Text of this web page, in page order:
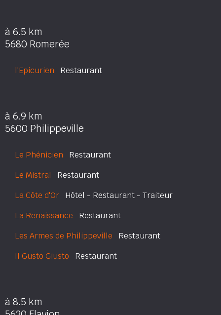
à 6.5 km
5680 Romerée
l'Epicurien Restaurant
à 6.9 km
5600 Philippeville
Le Phénicien Restaurant
Le Mistral Restaurant
La Côte d'Or Hôtel - Restaurant - Traiteur
La Renaissance Restaurant
Les Armes de Philippeville Restaurant
Il Gusto Giusto Restaurant
à 8.5 km